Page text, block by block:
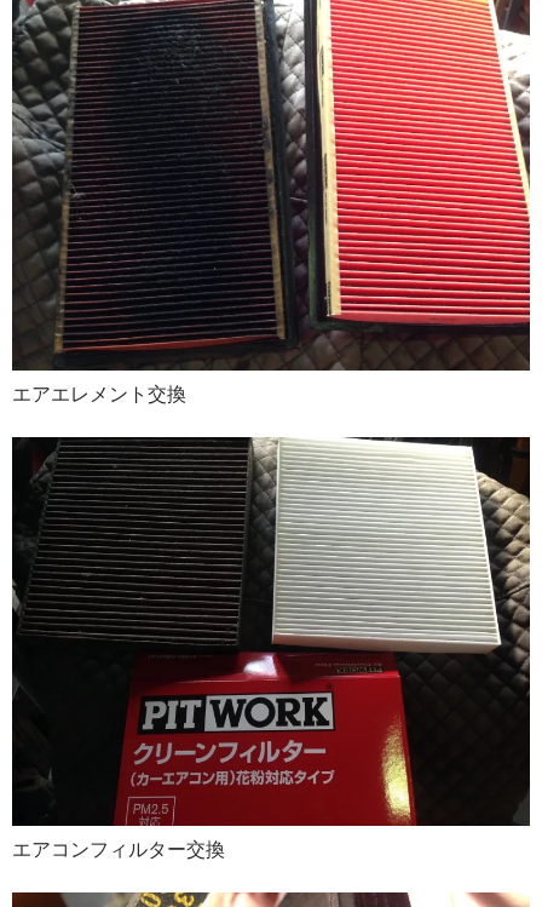
エアエレメント交換
エアコンフィルター交換